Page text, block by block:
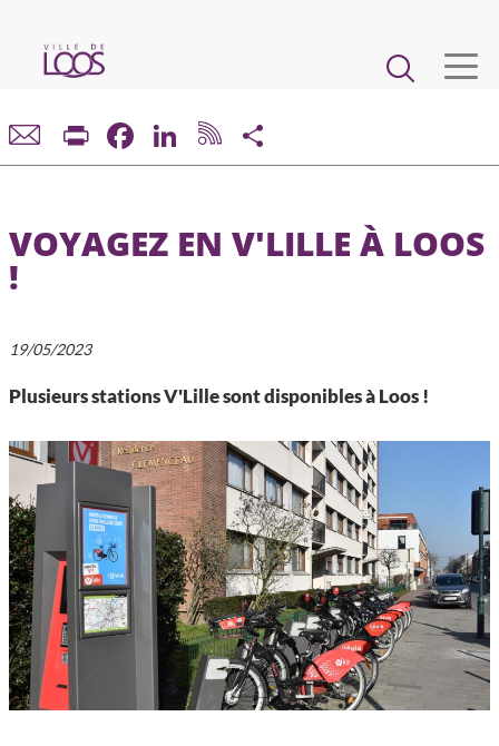
contenu
Main
navigation
VIE MUNICIPALE
CADRE DE VIE ET URBANISME
CULTURE, SPORT, ASSOCIATIONS
CCAS, SOLIDARITÉ ET SANTÉ
POLICE MUNICIPALE
Print FacebookLinkedIn
VOYAGEZ EN V'LILLE À LOOS
!
19/05/2023
Plusieurs stations V'Lille sont disponibles à Loos !